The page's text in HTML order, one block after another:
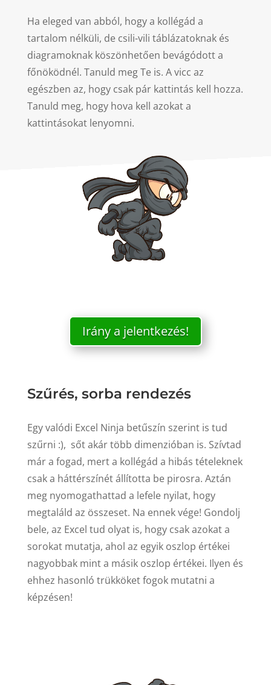
Ha eleged van abból, hogy a kollégád a
tartalom nélküli, de csili-vili táblázatoknak és
diagramoknak köszönhetően bevágódott a
főnöködnél. Tanuld meg Te is. A vicc az
egészben az, hogy csak pár kattintás kell hozza.
Tanuld meg, hogy hova kell azokat a
kattintásokat lenyomni.
Irány a jelentkezés!
Szűrés, sorba rendezés
Egy valódi Excel Ninja betűszín szerint is tud
szűrni :), sőt akár több dimenzióban is. Szívtad
már a fogad, mert a kollégád a hibás tételeknek
csak a háttérszínét állította be pirosra. Aztán
meg nyomogathattad a lefele nyilat, hogy
megtaláld az összeset. Na ennek vége! Gondolj
bele, az Excel tud olyat is, hogy csak azokat a
sorokat mutatja, ahol az egyik oszlop értékei
nagyobbak mint a másik oszlop értékei. Ilyen és
ehhez hasonló trükköket fogok mutatni a
képzésen!